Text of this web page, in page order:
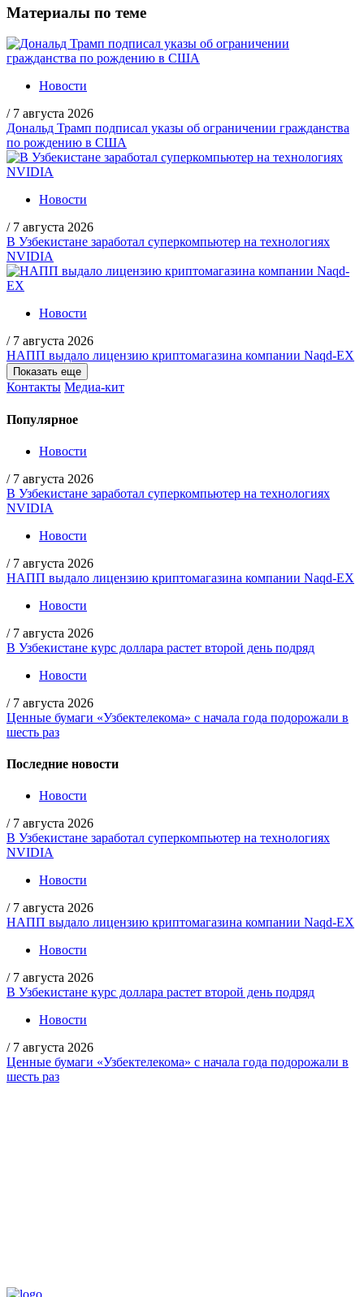
Материалы по теме
Новости
/ 7 августа 2026
Дональд Трамп подписал указы об ограничении гражданства
по рождению в США
Новости
/ 7 августа 2026
В Узбекистане заработал суперкомпьютер на технологиях
NVIDIA
Новости
/ 7 августа 2026
НАПП выдало лицензию криптомагазина компании Naqd-EX
Показать еще
Контакты Медиа-кит
Популярное
Новости
/ 7 августа 2026
В Узбекистане заработал суперкомпьютер на технологиях
NVIDIA
Новости
/ 7 августа 2026
НАПП выдало лицензию криптомагазина компании Naqd-EX
Новости
/ 7 августа 2026
В Узбекистане курс доллара растет второй день подряд
Новости
/ 7 августа 2026
Ценные бумаги «Узбектелекома» с начала года подорожали в
шесть раз
Последние новости
Новости
/ 7 августа 2026
В Узбекистане заработал суперкомпьютер на технологиях
NVIDIA
Новости
/ 7 августа 2026
НАПП выдало лицензию криптомагазина компании Naqd-EX
Новости
/ 7 августа 2026
В Узбекистане курс доллара растет второй день подряд
Новости
/ 7 августа 2026
Ценные бумаги «Узбектелекома» с начала года подорожали в
шесть раз